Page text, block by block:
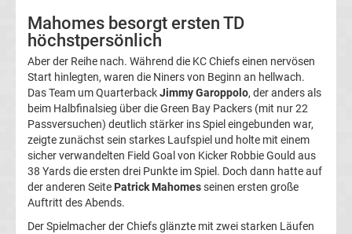
Ergebnisse
Champions
League
Tabelle
Champions
Mahomes besorgt ersten TD
höchstpersönlich
Aber der Reihe nach. Während die KC Chiefs einen nervösen
Start hinlegten, waren die Niners von Beginn an hellwach.
Das Team um QuarterbackJimmy Garoppolo, der anders als
beim Halbfinalsieg über die Green Bay Packers (mit nur 22
Passversuchen) deutlich stärker ins Spiel eingebunden war,
zeigte zunächst sein starkes Laufspiel und holte mit einem
sicher verwandelten Field Goal von Kicker Robbie Gould aus
38 Yards die ersten drei Punkte im Spiel. Doch dann hatte auf
der anderen Seite Patrick Mahomesseinen ersten große
Auftritt des Abends.
Der Spielmacher der Chiefs glänzte mit zwei starken Läufen